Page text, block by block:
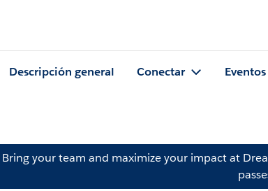
Descripción general Conectar Eventos
Bring your team and maximize your impact at